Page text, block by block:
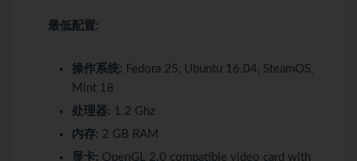
最低配置:
操作系统: Fedora 25, Ubuntu 16.04, SteamOS,
Mint 18
处理器: 1.2 Ghz
内存: 2 GB RAM
显卡: OpenGL 2.0 compatible video card with